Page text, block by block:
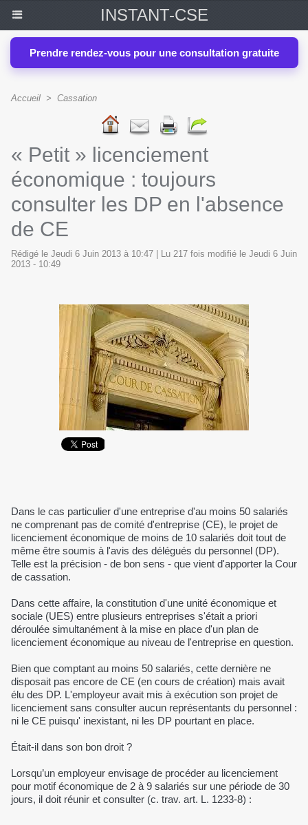
INSTANT-CSE
Prendre rendez-vous pour une consultation gratuite
Accueil > Cassation
« Petit » licenciement
économique : toujours
consulter les DP en l'absence
de CE
Rédigé le Jeudi 6 Juin 2013 à 10:47 | Lu 217 fois modifié le Jeudi 6 Juin
2013 - 10:49
Dans le cas particulier d'une entreprise d'au moins 50 salariés
ne comprenant pas de comité d'entreprise (CE), le projet de
licenciement économique de moins de 10 salariés doit tout de
même être soumis à l'avis des délégués du personnel (DP).
Telle est la précision - de bon sens - que vient d'apporter la Cour
de cassation.
Dans cette affaire, la constitution d'une unité économique et
sociale (UES) entre plusieurs entreprises s'était a priori
déroulée simultanément à la mise en place d'un plan de
licenciement économique au niveau de l'entreprise en question.
Bien que comptant au moins 50 salariés, cette dernière ne
disposait pas encore de CE (en cours de création) mais avait
élu des DP. L'employeur avait mis à exécution son projet de
licenciement sans consulter aucun représentants du personnel :
ni le CE puisqu' inexistant, ni les DP pourtant en place.
Était-il dans son bon droit ?
Lorsqu’un employeur envisage de procéder au licenciement
pour motif économique de 2 à 9 salariés sur une période de 30
jours, il doit réunir et consulter (c. trav. art. L. 1233-8) :